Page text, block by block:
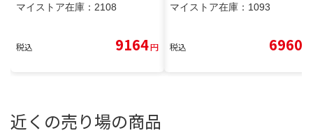
マイストア在庫： 2108
税込 9164円
マイストア在庫： 1093
税込 6960
近くの売り場の商品